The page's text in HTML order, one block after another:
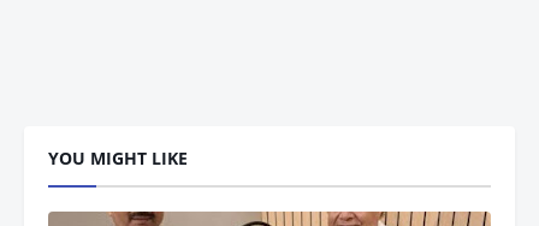
YOU MIGHT LIKE